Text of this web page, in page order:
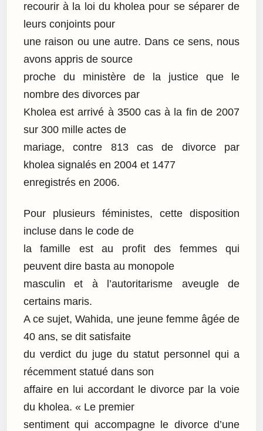
recourir à la loi du kholea pour se séparer de
leurs conjoints pour
une raison ou une autre. Dans ce sens, nous
avons appris de source
proche du ministère de la justice que le
nombre des divorces par
Kholea est arrivé à 3500 cas à la fin de 2007
sur 300 mille actes de
mariage, contre 813 cas de divorce par
kholea signalés en 2004 et 1477
enregistrés en 2006.
Pour plusieurs féministes, cette disposition
incluse dans le code de
la famille est au profit des femmes qui
peuvent dire basta au monopole
masculin et à l’autoritarisme aveugle de
certains maris.
A ce sujet, Wahida, une jeune femme âgée de
40 ans, se dit satisfaite
du verdict du juge du statut personnel qui a
récemment statué dans son
affaire en lui accordant le divorce par la voie
du kholea. « Le premier
sentiment qui accompagne le divorce d’une